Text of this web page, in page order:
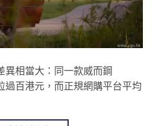
異相當大：同一款威而鋼
過百港元，而正規網購平台平均